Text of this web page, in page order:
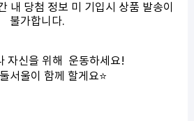
내 당첨 정보 미 기입시 상품 발송이
불가합니다.
자신을 위해 운동하세요!
서울이 함께 할게요⭐